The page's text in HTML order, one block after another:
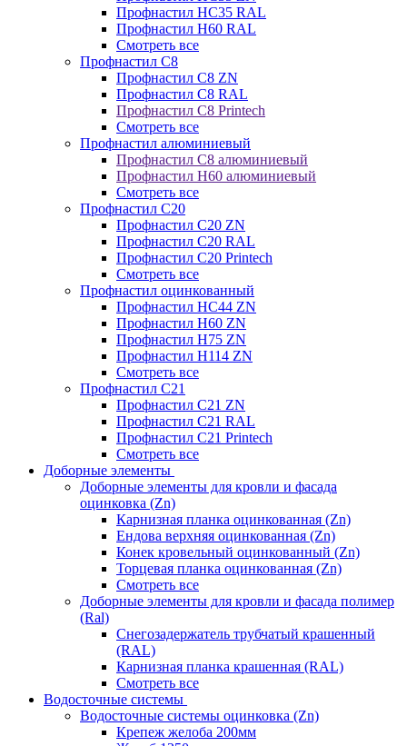
Профнастил НС35 RAL
Профнастил Н60 RAL
Смотреть все
Профнастил C8
Профнастил С8 ZN
Профнастил С8 RAL
Профнастил С8 Printech
Смотреть все
Профнастил алюминиевый
Профнастил С8 алюминиевый
Профнастил Н60 алюминиевый
Смотреть все
Профнастил C20
Профнастил С20 ZN
Профнастил С20 RAL
Профнастил С20 Printech
Смотреть все
Профнастил оцинкованный
Профнастил НС44 ZN
Профнастил Н60 ZN
Профнастил Н75 ZN
Профнастил Н114 ZN
Смотреть все
Профнастил C21
Профнастил С21 ZN
Профнастил С21 RAL
Профнастил С21 Printech
Смотреть все
Доборные элементы
Доборные элементы для кровли и фасада
оцинковка (Zn)
Карнизная планка оцинкованная (Zn)
Ендова верхняя оцинкованная (Zn)
Конек кровельный оцинкованный (Zn)
Торцевая планка оцинкованная (Zn)
Смотреть все
Доборные элементы для кровли и фасада полимер
(Ral)
Снегозадержатель трубчатый крашенный
(RAL)
Карнизная планка крашенная (RAL)
Смотреть все
Водосточные системы
Водосточные системы оцинковка (Zn)
Крепеж желоба 200мм